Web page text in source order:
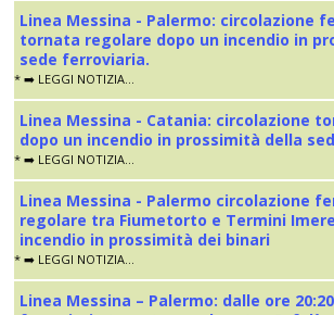
Linea Messina - Palermo: circolazione
tornata regolare dopo un incendio in
sede ferroviaria.
* ➡️ LEGGI NOTIZIA...
Linea Messina - Catania: circolazione
dopo un incendio in prossimità della
* ➡️ LEGGI NOTIZIA...
Linea Messina - Palermo circolazione
regolare tra Fiumetorto e Termini
incendio in prossimità dei binari
* ➡️ LEGGI NOTIZIA...
Linea Messina – Palermo: dalle ore